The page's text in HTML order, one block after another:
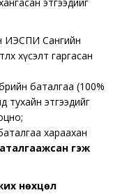
ИЭСПИ Сангийн
хүсэлт гаргасан
баталгаа (100%
тухайн этгээдийг
хараахан
гэж
нөхцөл